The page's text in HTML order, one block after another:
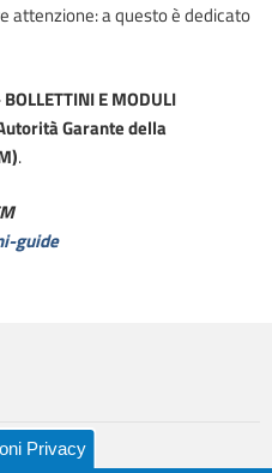
attenzione: a questo è dedicato
E MODULI
Garante della
.
guide
Privacy